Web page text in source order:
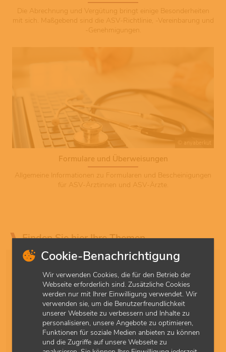
Cookie-Benachrichtigung
Wir verwenden Cookies, die für den Betrieb der
Webseite erforderlich sind. Zusätzliche Cookies
werden nur mit Ihrer Einwilligung verwendet. Wir
verwenden sie, um die Benutzerfreundlichkeit
unserer Webseite zu verbessern und Inhalte zu
personalisieren, unsere Angebote zu optimieren,
Funktionen für soziale Medien anbieten zu können
und die Zugriffe auf unsere Webseite zu
Die Abrechnung und Vergütung bringt einige Besonderheiten
mit sich. Maßgebend sind die ASV-Richtlinie, -Vereinbarung und
-Genehmigungen.
© anyaberkut
Formulare und Überweisungen
Allgemeine Informationen zu Formularen und Bescheinigungen
für ASV-Ärztinnen und ASV-Ärzte.
Finden Sie hier Ihre Themen
Kategorie
Ergebnisse pro Seite